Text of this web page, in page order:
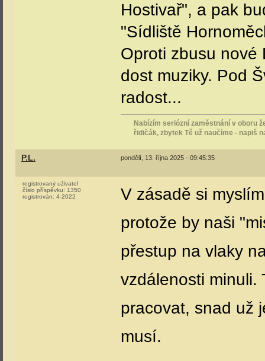
Hostivař", a pak
"Sídliště
Oproti zbusu nové
dost muziky. Pod
radost...
Nabízím seriózní zaměstnání v oboru
řidičák, zbytek Tě už naučíme - napiš
P.L. pondělí, 13. října 2025 - 09:45:35
registrovaný uživatel
číslo příspěvku: 1350
registrován: 4-2022
V zásadě si
protože by naši
přestup na vlaky
vzdálenosti minuli.
pracovat, snad už
musí.